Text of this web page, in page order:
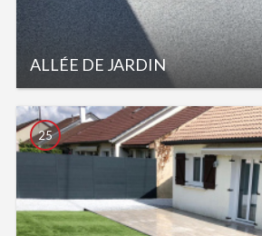
ALLÉE DE JARDIN
25